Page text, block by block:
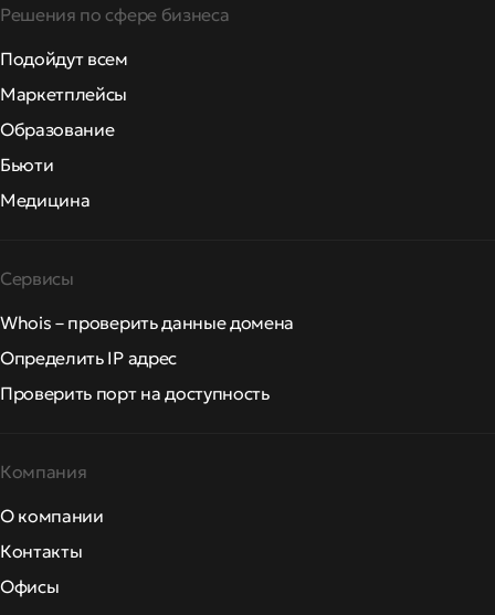
Решения по сфере бизнеса
Подойдут всем
Маркетплейсы
Образование
Бьюти
Медицина
Сервисы
Whois – проверить данные домена
Определить IP адрес
Проверить порт на доступность
Компания
О компании
Контакты
Офисы